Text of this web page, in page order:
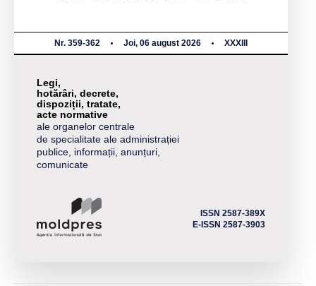
Nr. 359-362 Joi, 06 august 2026 XXXIII
Legi,
hotărâri, decrete,
dispoziții, tratate,
acte normative
ale organelor centrale
de specialitate ale administrației
publice, informații, anunțuri,
comunicate
ISSN 2587-389X
E-ISSN 2587-3903